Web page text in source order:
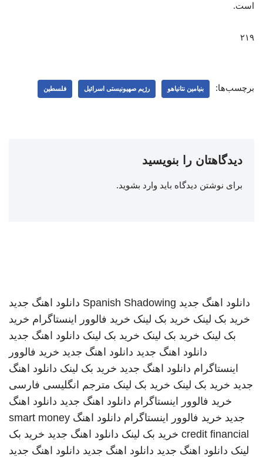
است.
۲۱۹
برچسب‌ها: بنیامین نتانیاهو رژیم صهیونیستی اسرائیل فلسطین
دیدگاهتان را بنویسید
برای نوشتن دیدگاه باید وارد بشوید.
دانلود اهنگ جدید Spanish Shadowing دانلود اهنگ جدید
خرید بک لینک خرید بک لینک خرید فالوور اینستاگرام خرید
بک لینک خرید بک لینک خرید بک لینک دانلود اهنگ جدید
دانلود اهنگ جدید دانلود اهنگ جدید خرید فالوور
اینستاگرام دانلود اهنگ جدید خرید بک لینک دانلود اهنگ
جدید خرید بک لینک خرید بک لینک مترجم انگلیسی فارسی
خرید فالوور اینستاگرام دانلود اهنگ جدید دانلود اهنگ
جدید خرید فالوور اینستاگرام دانلود اهنگ smart money
credit financial خرید بک لینک دانلود اهنگ جدید خرید بک
لینک دانلود اهنگ جدید دانلود اهنگ جدید دانلود اهنگ جدید